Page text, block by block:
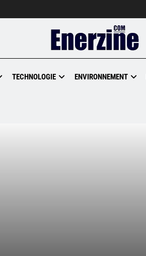
TECHNOLOGIE ENVIRONNEMENT